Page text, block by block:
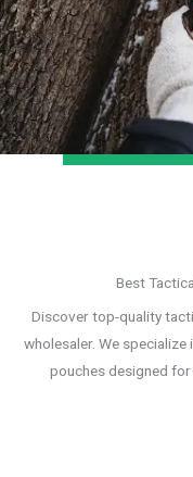
Best
Discover top-quality
wholesaler. We
pouches designed